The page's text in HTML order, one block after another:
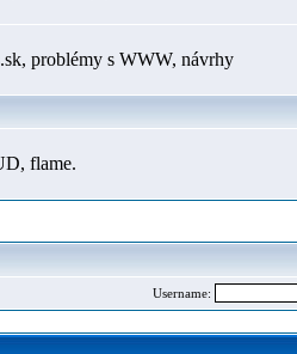
problémy s WWW, návrhy
flame.
Username: